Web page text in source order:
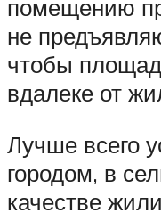
помещению
не
чтобы
вдалеке от
Лучше всего
городом, в
качестве